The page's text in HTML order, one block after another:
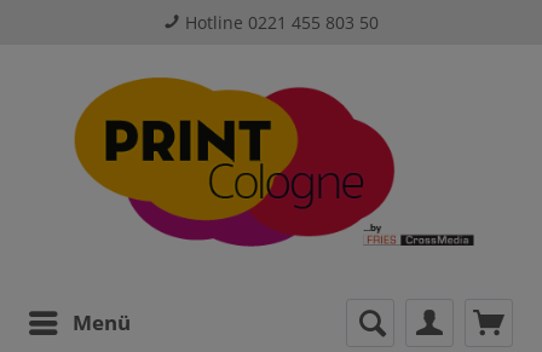
Hotline 0221 455 803 50
Menü